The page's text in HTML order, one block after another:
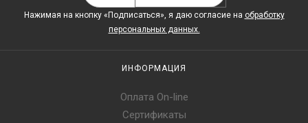
Нажимая на кнопку «Подписаться», я даю cогласие на обработку
персональных данных.
ИНФОРМАЦИЯ
Оплата On-line
Сертификаты